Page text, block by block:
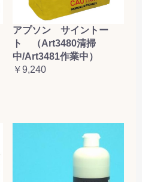
アプソン サイントー
ト （Art3480清掃
中/Art3481作業中）
￥9,240